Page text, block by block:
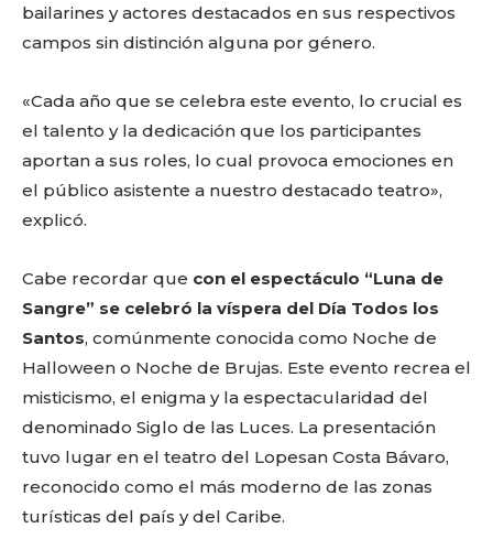
bailarines y actores destacados en sus respectivos
campos sin distinción alguna por género.
«Cada año que se celebra este evento, lo crucial es
el talento y la dedicación que los participantes
aportan a sus roles, lo cual provoca emociones en
el público asistente a nuestro destacado teatro»,
explicó.
Cabe recordar que con el espectáculo “Luna de
Sangre” se celebró la víspera del Día Todos los
Santos, comúnmente conocida como Noche de
Halloween o Noche de Brujas. Este evento recrea el
misticismo, el enigma y la espectacularidad del
denominado Siglo de las Luces. La presentación
tuvo lugar en el teatro del Lopesan Costa Bávaro,
reconocido como el más moderno de las zonas
turísticas del país y del Caribe.